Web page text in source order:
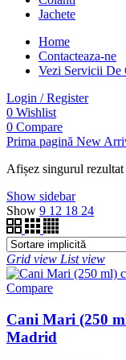
Jachete
Home
Contacteaza-ne
Vezi Servicii De
Login / Register
0 Wishlist
0 Compare
Prima pagină New
Afișez singurul rezultat
Show sidebar
Show 9 12 18 24
Grid view List view
Compare
Cani Mari (250
Madrid